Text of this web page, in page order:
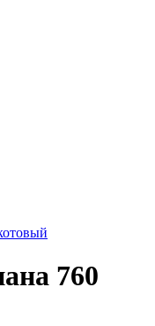
760